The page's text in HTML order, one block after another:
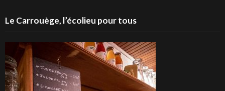
Le Carrouège, l’écolieu pour tous